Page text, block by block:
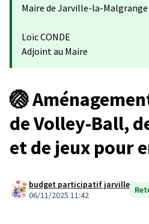
Maire de Jarville-la-Malgrange
Loïc CONDE
Adjoint au Maire
🏐
de Volley-Ball,
et de jeux pour
budget participatif jarville
06/11/2025 11:42